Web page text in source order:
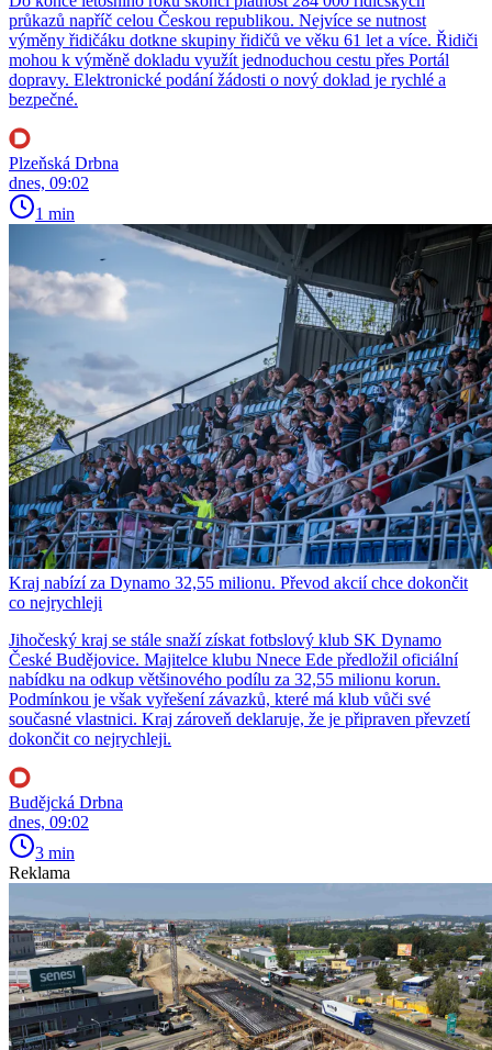
průkazů napříč celou Českou republikou. Nejvíce se nutnost
výměny řidičáku dotkne skupiny řidičů ve věku 61 let a více. Řidiči
mohou k výměně dokladu využít jednoduchou cestu přes Portál
dopravy. Elektronické podání žádosti o nový doklad je rychlé a
bezpečné.
Plzeňská Drbna
dnes, 09:02
1 min
Kraj nabízí za Dynamo 32,55 milionu. Převod akcií chce dokončit
co nejrychleji
Jihočeský kraj se stále snaží získat fotbslový klub SK Dynamo
České Budějovice. Majitelce klubu Nnece Ede předložil oficiální
nabídku na odkup většinového podílu za 32,55 milionu korun.
Podmínkou je však vyřešení závazků, které má klub vůči své
současné vlastnici. Kraj zároveň deklaruje, že je připraven převzetí
dokončit co nejrychleji.
Budějcká Drbna
dnes, 09:02
3 min
Reklama